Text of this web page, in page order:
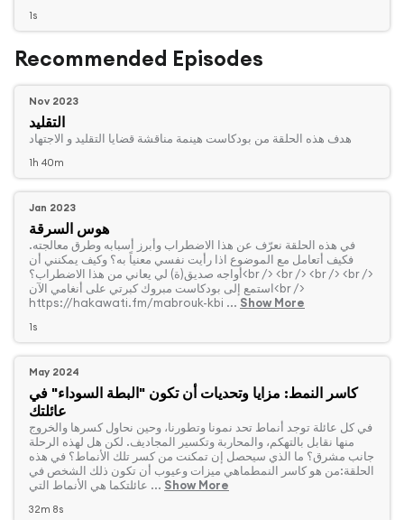
1s
Recommended Episodes
Nov 2023
التقليد
‏هدف هذه الحلقة من بودكاست هينمة مناقشة قضايا التقليد و الاجتهاد
1h 40m
Jan 2023
هوس السرقة
‏في هذه الحلقة نعرّف عن هذا الاضطراب وأبرز أسبابه وطرق معالجته.
فكيف أتعامل مع الموضوع اذا رأيت نفسي معنياً به؟ وكيف يمكنني أن
أواجه صديق(ة) لي يعاني من هذا الاضطراب؟<br /> <br /> <br /> <br />
استمع إلى بودكاست مبروك كبرتي على أنغامي الآن<br />
https://hakawati.fm/mabrouk-kbi ... Show More
1s
May 2024
كاسر النمط: مزايا وتحديات أن تكون "البطة السوداء" في
عائلتك
‏في كل عائلة توجد أنماط تحد نمونا وتطورنا، وحين نحاول كسرها والخروج
منها نقابل بالتهكم، والمحاربة وتكسير المجاديف. لكن هل لهذه الرحلة
جانب مشرق؟ ما الذي سيحصل إن تمكنت من كسر تلك الأنماط؟ في هذه
الحلقة:من هو كاسر النمطماهي ميزات وعيوب أن تكون ذلك الشخص في
عائلتكما هي الأنماط التي ... Show More
32m 8s